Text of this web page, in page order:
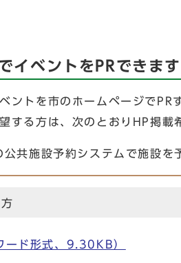
イベントをPRできます
ントを市のホームページでPR
する方は、次のとおりHP掲載
施設予約システムで施設を
ード形式、9.30KB）